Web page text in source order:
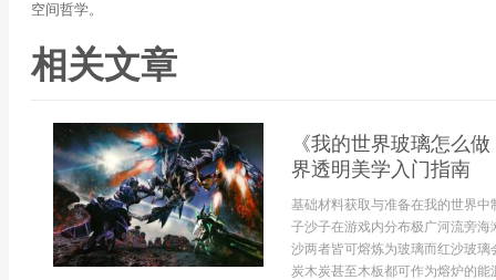
空间哲学。
相关文章
《我的世界玻璃怎么
界透明美学入门指南
基础材料获取与准备在我的世界
子沙子在游戏内分布极广河流旁
沙两者皆可熔炼为玻璃而红沙玻
炭木炭甚至木板都可作为熔炉的